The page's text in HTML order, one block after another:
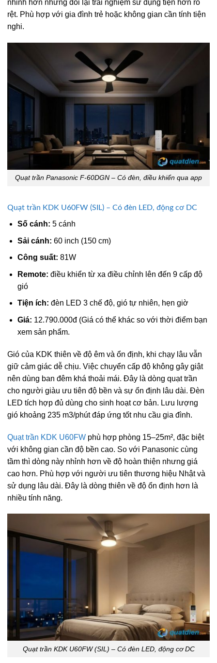
nhỉnh hơn nhưng đổi lại trải nghiệm sử dụng tiện hơn rõ
rệt. Phù hợp với gia đình trẻ hoặc không gian cần tính tiện
nghi.
Quạt trần Panasonic F-60DGN – Có đèn, điều khiển qua app
Quạt trần KDK U60FW (SIL) – Có đèn LED, động cơ DC
Số cánh: 5 cánh
Sải cánh: 60 inch (150 cm)
Công suất: 81W
Remote: điều khiển từ xa điều chỉnh lên đến 9 cấp độ
gió
Tiện ích: đèn LED 3 chế độ, gió tự nhiên, hẹn giờ
Giá: 12.790.000đ (Giá có thể khác so với thời điểm bạn
xem sản phẩm.
Gió của KDK thiên về độ êm và ổn định, khi chạy lâu vẫn
giữ cảm giác dễ chịu. Việc chuyển cấp độ không gây giật
nên dùng ban đêm khá thoải mái. Đây là dòng quạt trần
cho người giàu ưu tiên độ bền và sự ổn định lâu dài. Đèn
LED tích hợp đủ dùng cho sinh hoạt cơ bản. Lưu lượng
gió khoảng 235 m3/phút đáp ứng tốt nhu cầu gia đình.
Quạt trần KDK U60FW phù hợp phòng 15–25m², đặc biệt
với không gian cần độ bền cao. So với Panasonic cùng
tầm thì dòng này nhỉnh hơn về độ hoàn thiện nhưng giá
cao hơn. Phù hợp với người ưu tiên thương hiệu Nhật và
sử dụng lâu dài. Đây là dòng thiên về độ ổn định hơn là
nhiều tính năng.
Quạt trần KDK U60FW (SIL) – Có đèn LED, động cơ DC